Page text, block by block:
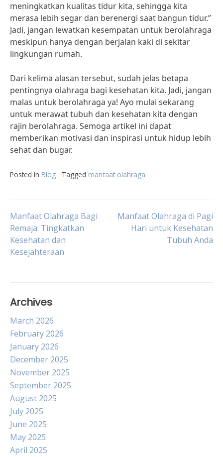
meningkatkan kualitas tidur kita, sehingga kita
merasa lebih segar dan berenergi saat bangun tidur.”
Jadi, jangan lewatkan kesempatan untuk berolahraga
meskipun hanya dengan berjalan kaki di sekitar
lingkungan rumah.
Dari kelima alasan tersebut, sudah jelas betapa
pentingnya olahraga bagi kesehatan kita. Jadi, jangan
malas untuk berolahraga ya! Ayo mulai sekarang
untuk merawat tubuh dan kesehatan kita dengan
rajin berolahraga. Semoga artikel ini dapat
memberikan motivasi dan inspirasi untuk hidup lebih
sehat dan bugar.
Posted in Blog Tagged manfaat olahraga
Post
navigation
Manfaat Olahraga Bagi
Remaja: Tingkatkan
Kesehatan dan
Kesejahteraan
Manfaat Olahraga di Pagi
Hari untuk Kesehatan
Tubuh Anda
Archives
March 2026
February 2026
January 2026
December 2025
November 2025
September 2025
August 2025
July 2025
June 2025
May 2025
April 2025